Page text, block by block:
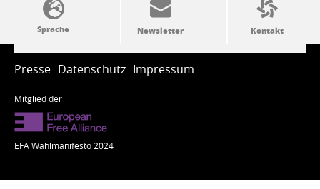
SSW-Politik von A bis Z
Presse Datenschutz Impressum
Mitglied der
EFA Wahlmanifesto 2024